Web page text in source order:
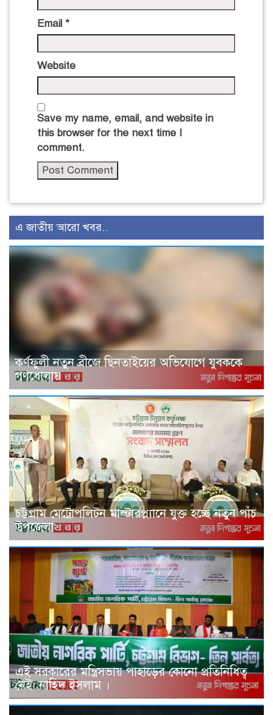
Email *
Website
Save my name, email, and website in
this browser for the next time I
comment.
এ জাতীয় আরো খবর..
কর্ণফুলী নতুন ব্রীজে ছিনতাইয়ের অভিযোগে যুবককে
গণধোলায়
চট্টগ্রাম মেট্রোপলিটন মাস্টারপ্ল্যানে যুক্ত হচ্ছে নতুন পাঁচ
উপজেলা
এই সরকারের মন্ত্রিসভায় পাহাড়ের কোনো প্রতিনিধিত্ব
নেই: নাহিদ ইসলাম ।